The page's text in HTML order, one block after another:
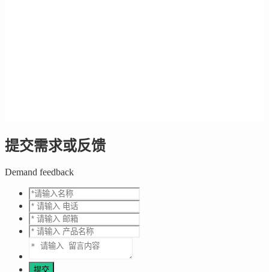
提交需求或反馈
Demand feedback